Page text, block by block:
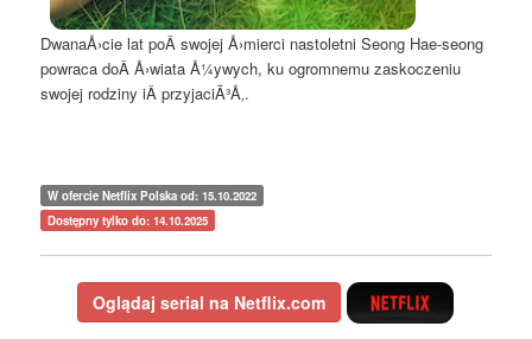
DwanaÅ›cie lat poÂ swojej Å›mierci nastoletni Seong Hae-seong
powraca doÂ Å›wiata Å¼ywych, ku ogromnemu zaskoczeniu
swojej rodziny iÂ przyjaciÃ³Å‚.
W ofercie Netflix Polska od: 15.10.2022
Dostępny tylko do: 14.10.2025
Oglądaj serial na Netflix.com